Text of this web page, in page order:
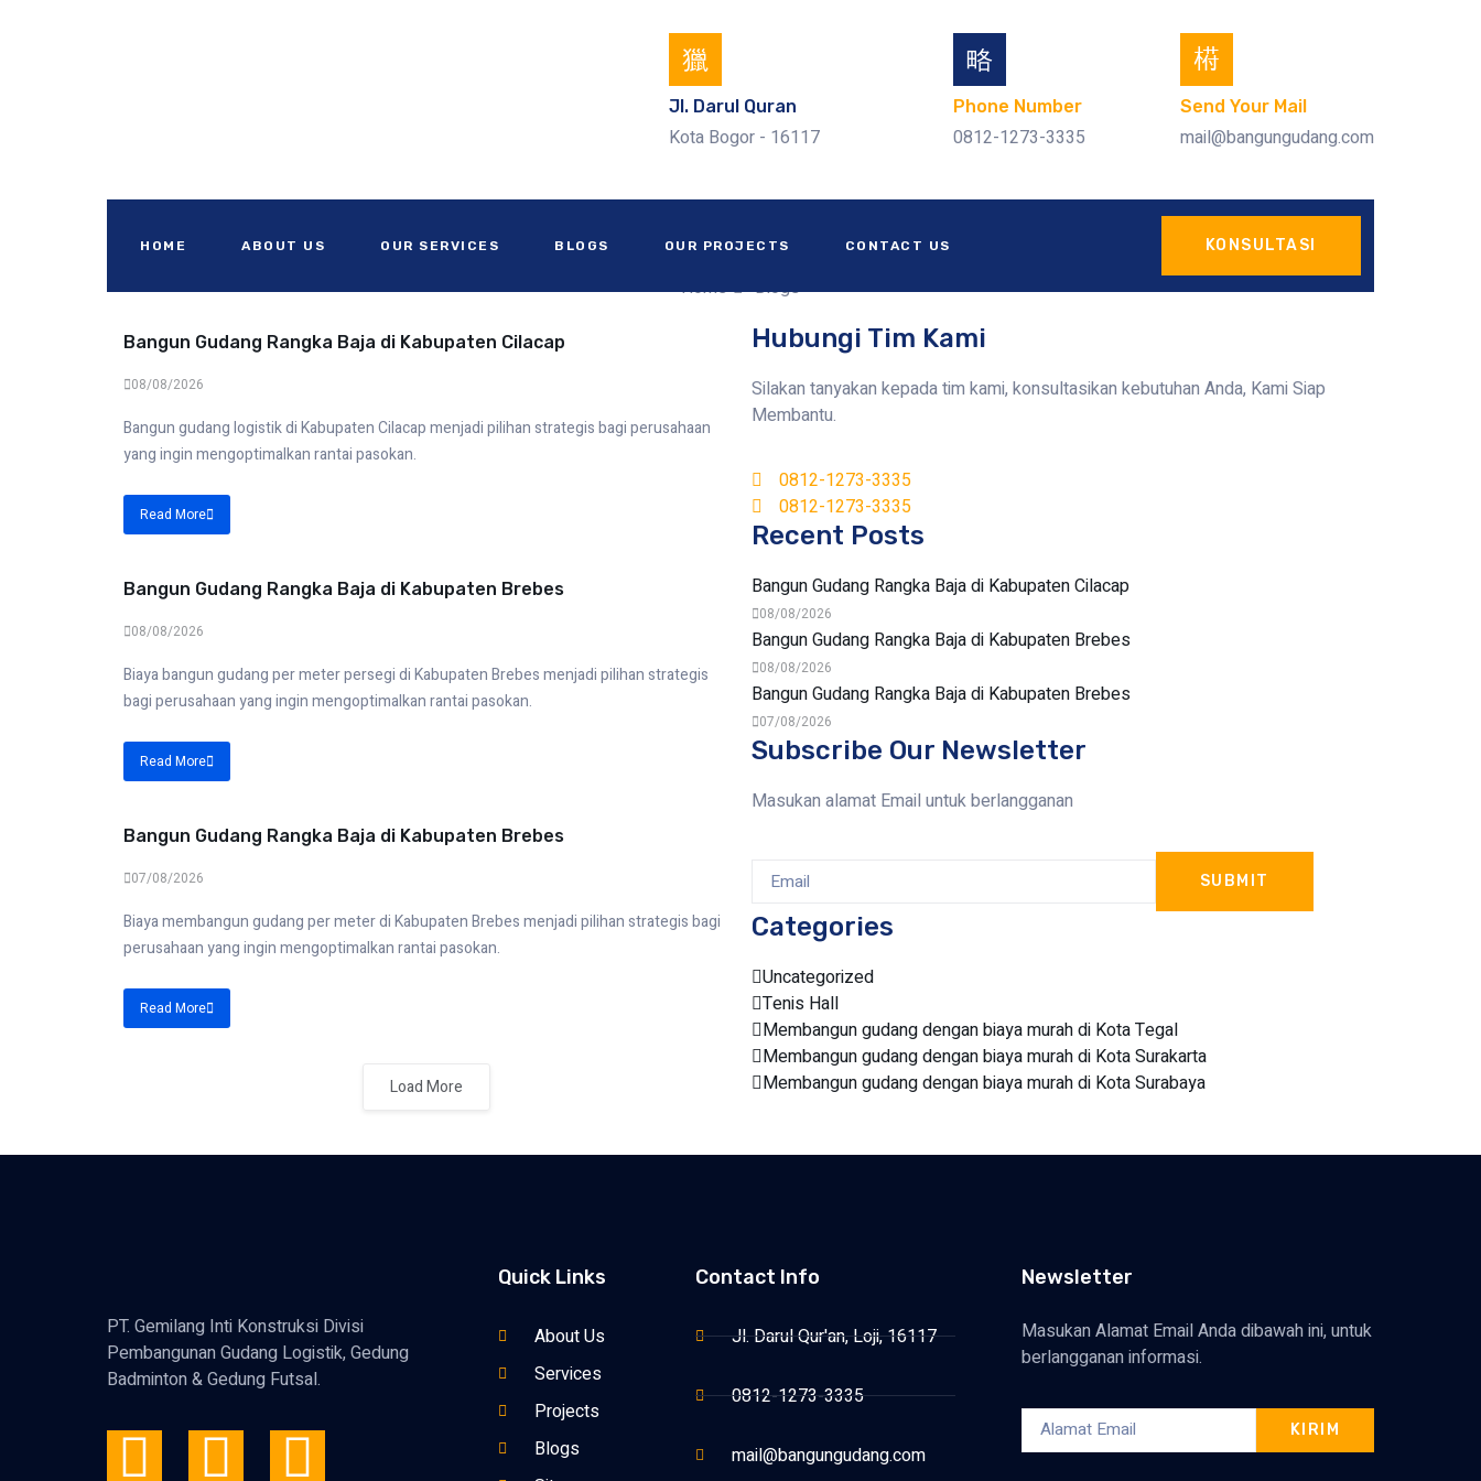
Jl. Darul Quran
Kota Bogor - 16117
Phone Number
0812-1273-3335
Send Your Mail
mail@bangungudang.com
HOME ABOUT US OUR SERVICES BLOGS OUR PROJECTS CONTACT US KONSULTASI
Blogs
Home Blogs
Bangun Gudang Rangka Baja di Kabupaten Cilacap
08/08/2026
Bangun gudang logistik di Kabupaten Cilacap menjadi pilihan strategis bagi perusahaan
yang ingin mengoptimalkan rantai pasokan.
Read More
Bangun Gudang Rangka Baja di Kabupaten Brebes
08/08/2026
Biaya bangun gudang per meter persegi di Kabupaten Brebes menjadi pilihan strategis
bagi perusahaan yang ingin mengoptimalkan rantai pasokan.
Read More
Bangun Gudang Rangka Baja di Kabupaten Brebes
07/08/2026
Biaya membangun gudang per meter di Kabupaten Brebes menjadi pilihan strategis bagi
perusahaan yang ingin mengoptimalkan rantai pasokan.
Read More
Load More
Hubungi Tim Kami
Silakan tanyakan kepada tim kami, konsultasikan kebutuhan Anda, Kami Siap
Membantu.
0812-1273-3335
0812-1273-3335
Recent Posts
Bangun Gudang Rangka Baja di Kabupaten Cilacap
08/08/2026
Bangun Gudang Rangka Baja di Kabupaten Brebes
08/08/2026
Bangun Gudang Rangka Baja di Kabupaten Brebes
07/08/2026
Subscribe Our Newsletter
Masukan alamat Email untuk berlangganan
SUBMIT
Categories
Uncategorized
Tenis Hall
Membangun gudang dengan biaya murah di Kota Tegal
Membangun gudang dengan biaya murah di Kota Surakarta
Membangun gudang dengan biaya murah di Kota Surabaya
PT. Gemilang Inti Konstruksi Divisi
Pembangunan Gudang Logistik, Gedung
Badminton & Gedung Futsal.
Quick Links
About Us
Services
Projects
Blogs
Contact Info
Jl. Darul Qur'an, Loji, 16117
0812-1273-3335
mail@bangungudang.com
Newsletter
Masukan Alamat Email Anda dibawah ini, untuk
berlangganan informasi.
KIRIM